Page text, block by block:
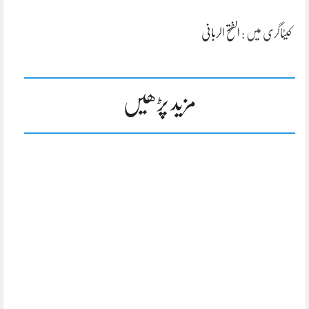
کیٹاگری میں : الفتح الربانی
مزید پڑھیں